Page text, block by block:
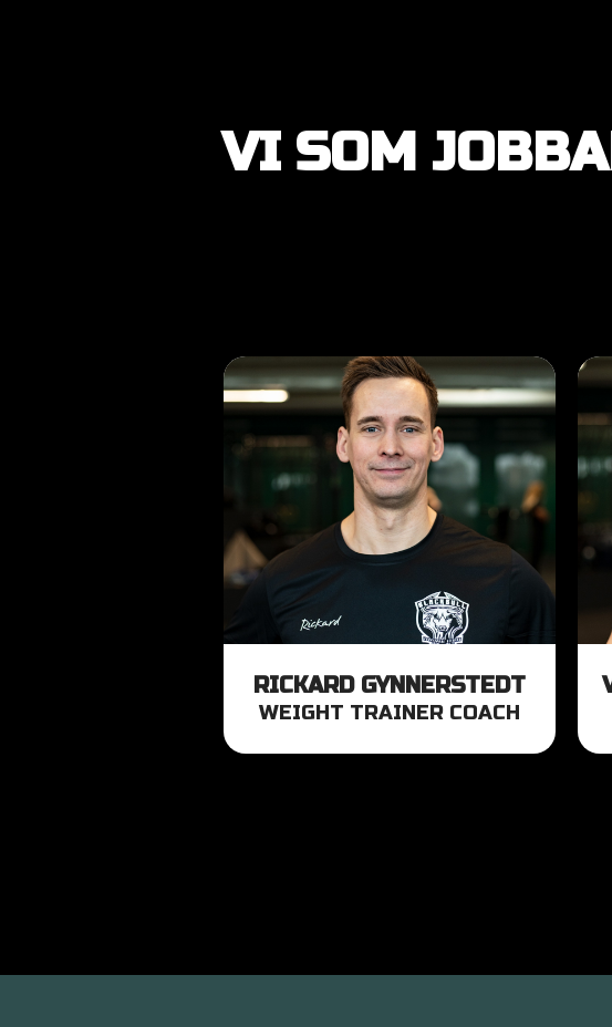
VI SOM
RICKARD GYNNERSTEDT
WEIGHT TRAINER COACH